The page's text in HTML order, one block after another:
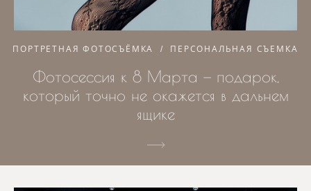
ПОРТРЕТНАЯ ФОТОСЪЁМКА ПЕРСОНАЛЬНАЯ СЪЕМКА
Фотосессия к 8 Марта — подарок,
который точно не окажется в дальнем
ящике